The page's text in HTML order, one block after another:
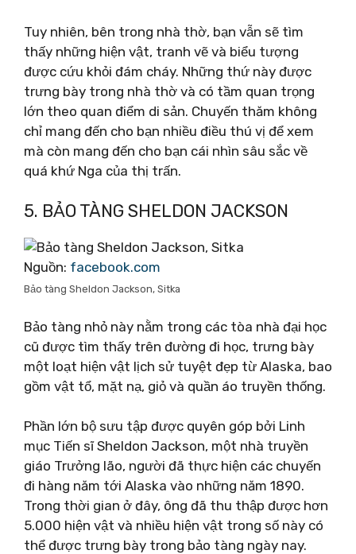
Tuy nhiên, bên trong nhà thờ, bạn vẫn sẽ tìm
thấy những hiện vật, tranh vẽ và biểu tượng
được cứu khỏi đám cháy. Những thứ này được
trưng bày trong nhà thờ và có tầm quan trọng
lớn theo quan điểm di sản. Chuyến thăm không
chỉ mang đến cho bạn nhiều điều thú vị để xem
mà còn mang đến cho bạn cái nhìn sâu sắc về
quá khứ Nga của thị trấn.
5. BẢO TÀNG SHELDON JACKSON
Nguồn: facebook.com
Bảo tàng Sheldon Jackson, Sitka
Bảo tàng nhỏ này nằm trong các tòa nhà đại học
cũ được tìm thấy trên đường đi học, trưng bày
một loạt hiện vật lịch sử tuyệt đẹp từ Alaska, bao
gồm vật tổ, mặt nạ, giỏ và quần áo truyền thống.
Phần lớn bộ sưu tập được quyên góp bởi Linh
mục Tiến sĩ Sheldon Jackson, một nhà truyền
giáo Trưởng lão, người đã thực hiện các chuyến
đi hàng năm tới Alaska vào những năm 1890.
Trong thời gian ở đây, ông đã thu thập được hơn
5.000 hiện vật và nhiều hiện vật trong số này có
thể được trưng bày trong bảo tàng ngày nay.